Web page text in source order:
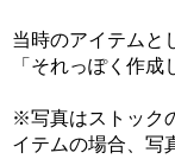
当時のアイテムと
「それっぽく作成
※写真はストック
イテムの場合、写